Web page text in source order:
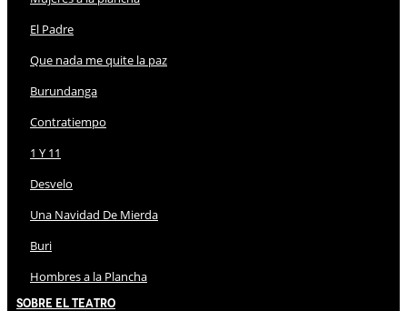
El Padre
Que nada me quite la paz
Burundanga
Contratiempo
1 Y 11
Desvelo
Una Navidad De Mierda
Buri
Hombres a la Plancha
Sobre El Teatro